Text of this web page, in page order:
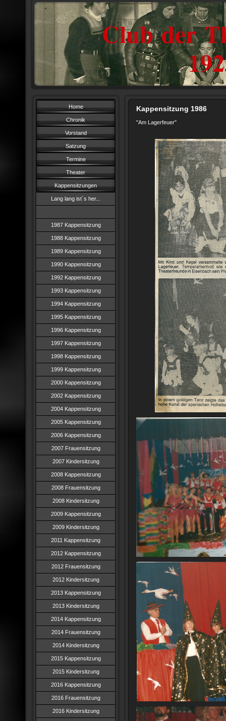
Club der
Home
Chronik
Vorstand
Satzung
Termine
Theater
Kappensitzungen
Lang lang ist´s her...
1987 Kappensitzung
1988 Kappensitzung
1989 Kappensitzung
1990 Kappensitzung
1992 Kappensitzung
1993 Kappensitzung
1994 Kappensitzung
1995 Kappensitzung
1996 Kappensitzung
1997 Kappensitzung
1998 Kappensitzung
1999 Kappensitzung
2000 Kappensitzung
2002 Kappensitzung
2004 Kappensitzung
2005 Kappensitzung
2006 Kappensitzung
2007 Frauensitzung
2007 Kindersitzung
2008 Kappensitzung
2008 Frauensitzung
2008 Kindersitzung
2009 Kappensitzung
2009 Kindersitzung
2011 Kappensitzung
2012 Kappensitzung
2012 Frauensitzung
2012 Kindersitzung
2013 Kappensitzung
2013 Kindersitzung
2014 Kappensitzung
2014 Frauensitzung
2014 Kindersitzung
2015 Kappensitzung
2015 Kindersitzung
2016 Kappensitzung
2016 Frauensitzung
2016 Kindersitzung
Kappensitzung 1986
"Am Lagerfeuer"